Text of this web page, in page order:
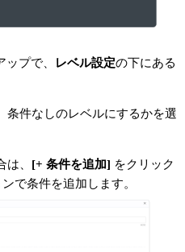
プで、 レベル設定の下にある
条件なしのレベルにするかを選
、 [+ 条件を追加] をクリック
で条件を追加します。